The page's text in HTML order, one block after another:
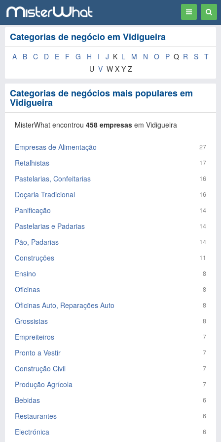
Toggle
navigation
Categorias de negócio em Vidigueira
A B C D E F G H I J K L M N O P Q R S T
U V W X Y Z
Categorias de negócios mais populares em
Vidigueira
MisterWhat encontrou 458 empresas em Vidigueira
Empresas de Alimentação 27
Retalhistas 17
Pastelarias, Confeitarias 16
Doçaria Tradicional 16
Panificação 14
Pastelarias e Padarias 14
Pão, Padarias 14
Construções 11
Ensino 8
Oficinas 8
Oficinas Auto, Reparações Auto 8
Grossistas 8
Empreiteiros 7
Pronto a Vestir 7
Construção Civil 7
Produção Agrícola 7
Bebidas 6
Restaurantes 6
Electrónica 6